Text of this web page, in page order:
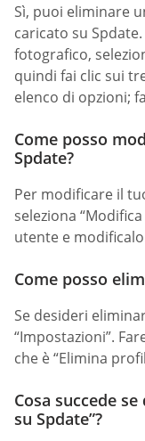
Sì, puoi eliminare
caricato su
fotografico,
quindi fai clic sui
elenco di opzioni;
Come posso
Spdate?
Per modificare il
seleziona
utente e
Come posso
Se desideri
“Impostazioni”.
che è “Elimina
Cosa succede
su Spdate”?